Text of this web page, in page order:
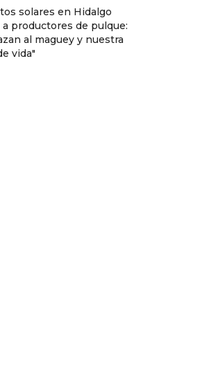
solares en Hidalgo
productores de pulque:
al maguey y nuestra
vida"